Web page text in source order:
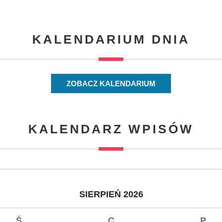
KALENDARIUM DNIA
ZOBACZ KALENDARIUM
KALENDARZ WPISÓW
SIERPIEŃ 2026